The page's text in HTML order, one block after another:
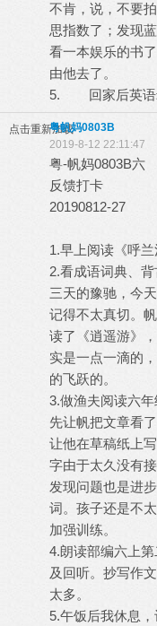
不肯，说，不要
思指数了；发现
看一本娱乐的书
由他去了。
5. 回家后英语
点击重新加载粤帆妈0803B
2019-8-12 22:11:47
粤-帆妈0803B六
反馈打卡
20190812-27
1.早上阅读《呼兰
2.看成语词典、
三天的豫驰，今
记得不太真切。
读了《逍遥游》
实是一点一滴的
的飞跃的。
3.做渔夫阅读六
先让帆把文章看
让他在草稿纸上
字由于太久没有
发现问题也是进
词。孩子还是不
加强训练。
4.朗读部编六上
及回听。抄写作
太多。
5.午饭后我休息